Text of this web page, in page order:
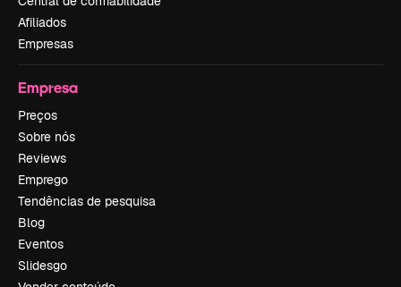
Afiliados
Empresas
Empresa
Preços
Sobre nós
Reviews
Emprego
Tendências de pesquisa
Blog
Eventos
Slidesgo